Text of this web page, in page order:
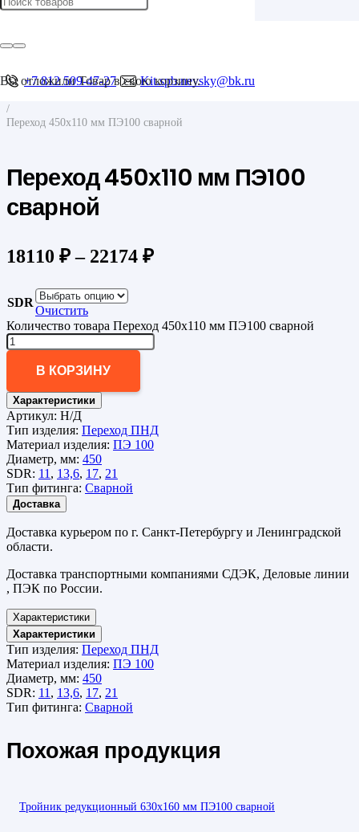
+7 812 509-47-27 Kit.spb.nevsky@bk.ru
Вы отложилиТоварв свою корзину.
Главная
/
/
Переход 450х110 мм ПЭ100 сварной
Переход 450х110 мм ПЭ100
сварной
18110 ₽– 22174 ₽
SDR
Очистить
Количество товара Переход 450х110 мм ПЭ100 сварной
В КОРЗИНУ
Характеристики
Артикул: Н/Д
Тип изделия: Переход ПНД
Материал изделия: ПЭ 100
Диаметр, мм: 450
SDR: 11 , 13,6, 17, 21
Тип фитинга: Сварной
Доставка
Доставка курьером по г. Санкт-Петербургу и Ленинградской
области.
Доставка транспортными компаниями СДЭК, Деловые линии
, ПЭК по России.
Характеристики
Характеристики
Тип изделия: Переход ПНД
Материал изделия: ПЭ 100
Диаметр, мм: 450
SDR: 11 , 13,6, 17, 21
Тип фитинга: Сварной
Похожая продукция
Тройник редукционный 630х160 мм ПЭ100 сварной